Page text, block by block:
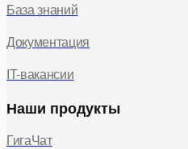
База знаний
Документация
IT-вакансии
Наши продукты
ГигаЧат